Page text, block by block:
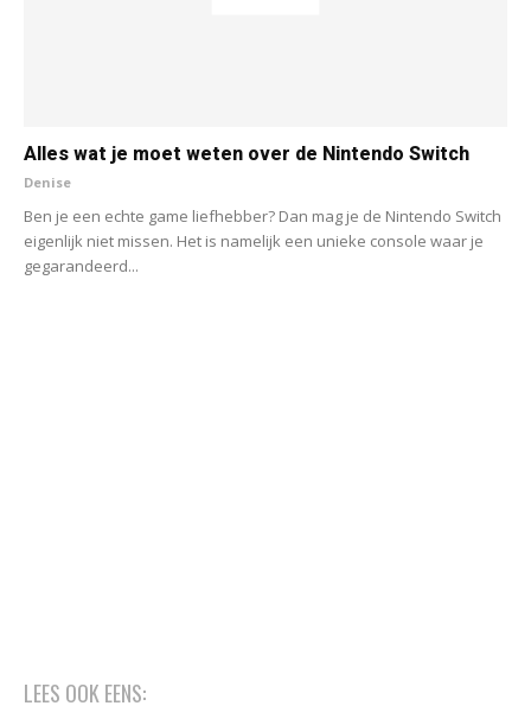
Alles wat je moet weten over de Nintendo Switch
Denise
Ben je een echte game liefhebber? Dan mag je de Nintendo Switch
eigenlijk niet missen. Het is namelijk een unieke console waar je
gegarandeerd...
LEES OOK EENS: